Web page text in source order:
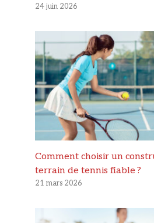
24 juin 2026
Comment choisir un
terrain de tennis fiable ?
21 mars 2026